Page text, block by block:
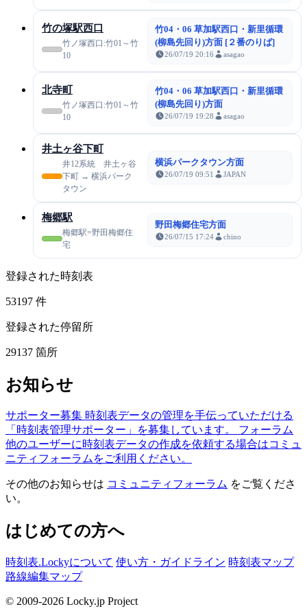
竹の塚駅西口
竹ノ塚西口:竹01～竹
10
竹04・06 草加駅西口・新里循環
(柳島先回り)方面 [２番のりば]
26/07/19 20:16 asagao
北寺町
竹ノ塚西口:竹01～竹
10
竹04・06 草加駅西口・新里循環
(柳島先回り)方面
26/07/19 19:28 asagao
井土ヶ谷下町
井12系統 井土ヶ谷
下町 → 横浜パーク
タウン
横浜パークタウン方面
26/07/19 09:51 JAPAN
梅郷駅
梅郷駅=野田梅郷住
宅
野田梅郷住宅方面
26/07/15 17:24 chino
登録された時刻表
53197 件
登録された停留所
29137 箇所
お知らせ
サポーター募集 時刻表データの管理を手伝っていただける
「時刻表管理サポーター」を募集しています。
フォーラム
他のユーザーに時刻表データの作成を依頼する場合はコミュ
ニティフォーラムをご利用ください。
その他のお知らせは コミュニティフォーラム をご覧くださ
い。
はじめての方へ
時刻表.Lockyについて 使い方・ガイドライン 時刻表マップ
路線編集マップ
© 2009-2026 Locky.jp Project